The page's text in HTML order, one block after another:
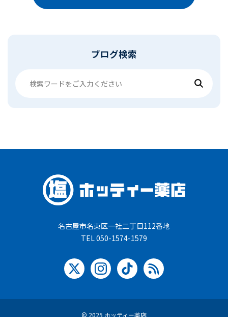
ブログ検索
名古屋市名東区一社二丁目112番地
TEL 050-1574-1579
© 2025 ホッティー薬店